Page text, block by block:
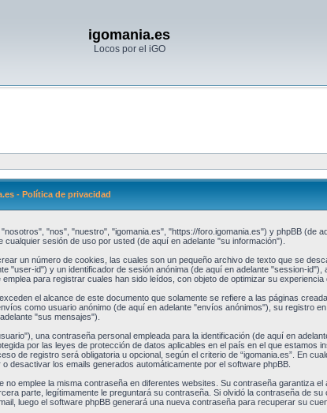
igomania.es
Locos por el iGO
- Política de privacidad
"nos", "nuestro", "igomania.es", "https://foro.igomania.es") y phpBB (de
sesión de uso por usted (de aquí en adelante "su información").
un número de cookies, las cuales son un pequeño archivo de texto que se
id") y un identificador de sesión anónima (de aquí en adelante "session-id"),
para registrar cuales han sido leídos, con objeto de optimizar su experiencia
el alcance de este documento que solamente se refiere a las páginas
como usuario anónimo (de aquí en adelante "envíos anónimos"), su registro
"sus mensajes").
una contraseña personal empleada para la identificación (de aquí en
por las leyes de protección de datos aplicables en el país en el que estamos
de registro será obligatoria u opcional, según el criterio de “igomania.es”. En
desactivar los emails generados automáticamente por el software phpBB.
emplee la misma contraseña en diferentes websites. Su contraseña garantiza
parte, legítimamente le preguntará su contraseña. Si olvidó la contraseña de
luego el software phpBB generará una nueva contraseña para recuperar su